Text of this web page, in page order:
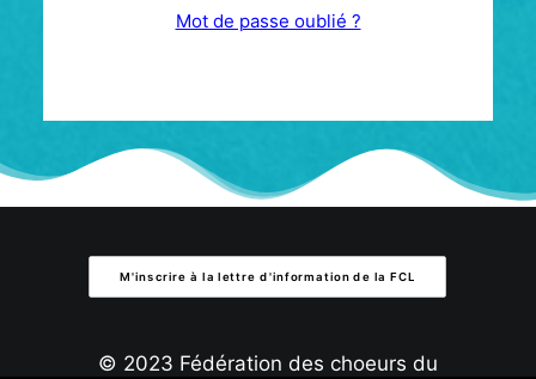
Mot de passe oublié ?
M'inscrire à la lettre d'information de la FCL
© 2023 Fédération des choeurs du